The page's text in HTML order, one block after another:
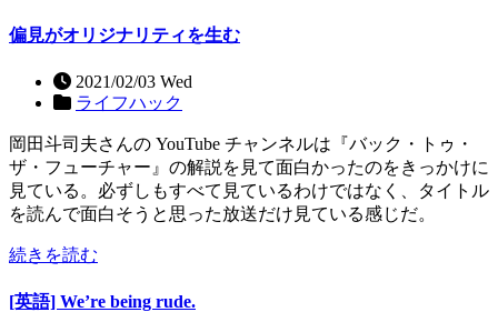
偏見がオリジナリティを生む
2021/02/03 Wed
ライフハック
岡田斗司夫さんの YouTube チャンネルは『バック・トゥ・
ザ・フューチャー』の解説を見て面白かったのをきっかけに
見ている。必ずしもすべて見ているわけではなく、タイトル
を読んで面白そうと思った放送だけ見ている感じだ。
続きを読む
[英語] We’re being rude.